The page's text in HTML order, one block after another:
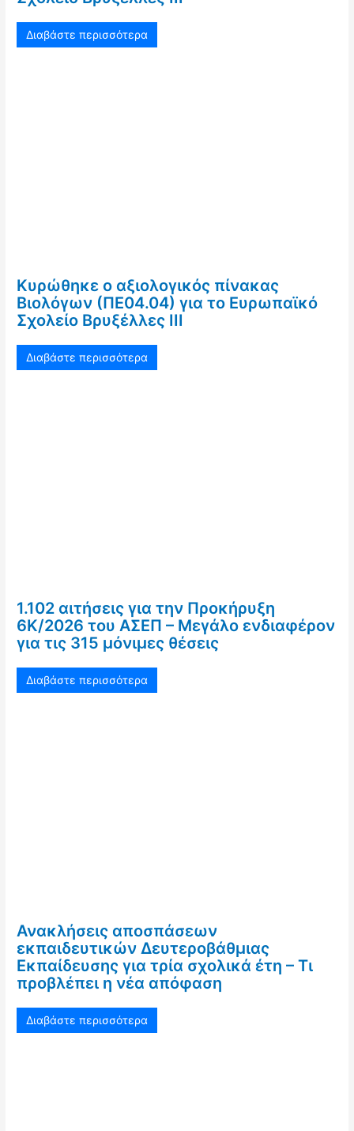
Διαβάστε περισσότερα
Κυρώθηκε ο αξιολογικός πίνακας
Βιολόγων (ΠΕ04.04) για το Ευρωπαϊκό
Σχολείο Βρυξέλλες ΙΙΙ
Διαβάστε περισσότερα
1.102 αιτήσεις για την Προκήρυξη
6Κ/2026 του ΑΣΕΠ – Μεγάλο ενδιαφέρον
για τις 315 μόνιμες θέσεις
Διαβάστε περισσότερα
Ανακλήσεις αποσπάσεων
εκπαιδευτικών Δευτεροβάθμιας
Εκπαίδευσης για τρία σχολικά έτη – Τι
προβλέπει η νέα απόφαση
Διαβάστε περισσότερα